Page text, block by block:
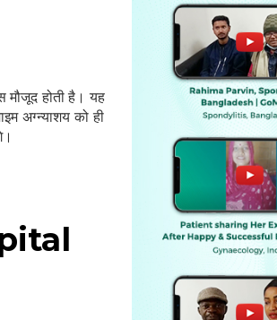
मौजूद होती है। यह
अग्न्याशय को ही